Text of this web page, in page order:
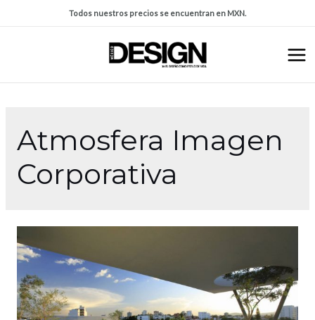
Todos nuestros precios se encuentran en MXN.
Atmosfera Imagen
Corporativa